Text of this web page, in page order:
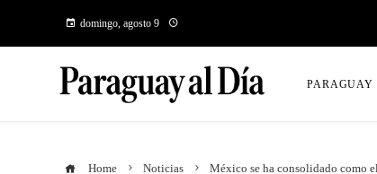
domingo, agosto 9
PARAGUAY
Home Noticias México se ha consolidado como